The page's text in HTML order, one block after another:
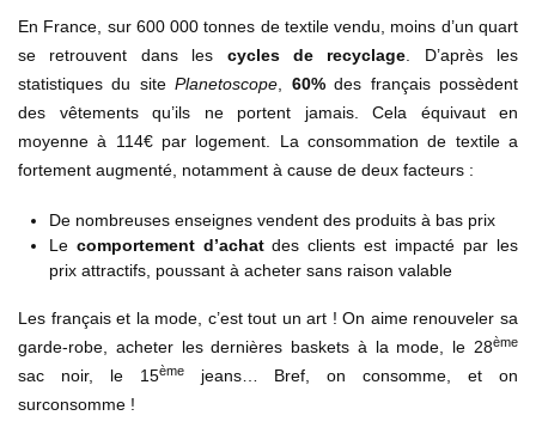
En France, sur 600 000 tonnes de textile vendu, moins d’un quart
se retrouvent dans les cycles de recyclage . D’après les
statistiques du sitePlanetoscope 60%des français possèdent
des vêtements qu’ils ne portent jamais. Cela équivaut en
moyenne à 114€ par logement. La consommation de textile a
fortement augmenté, notamment à cause de deux facteurs :
De nombreuses enseignes vendent des produits à bas prix
Le comportement d’achatdes clients est impacté par les
prix attractifs, poussant à acheter sans raison valable
Les français et la mode, c’est tout un art ! On aime renouveler sa
garde-robe, acheter les dernières baskets à la mode, le 28ème
sac noir, le 15èmejeans… Bref, on consomme, et on
surconsomme !